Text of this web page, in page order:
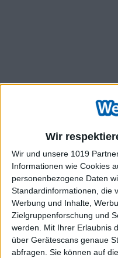
Wir
Wir und unsere 1019
Informationen wie Cookies
personenbezogene Daten
Standardinformationen, die
Werbung und Inhalte,
Zielgruppenforschung und
werden.
Mit Ihrer Erlaubnis
über Gerätescans genaue
abfragen. Sie können auf